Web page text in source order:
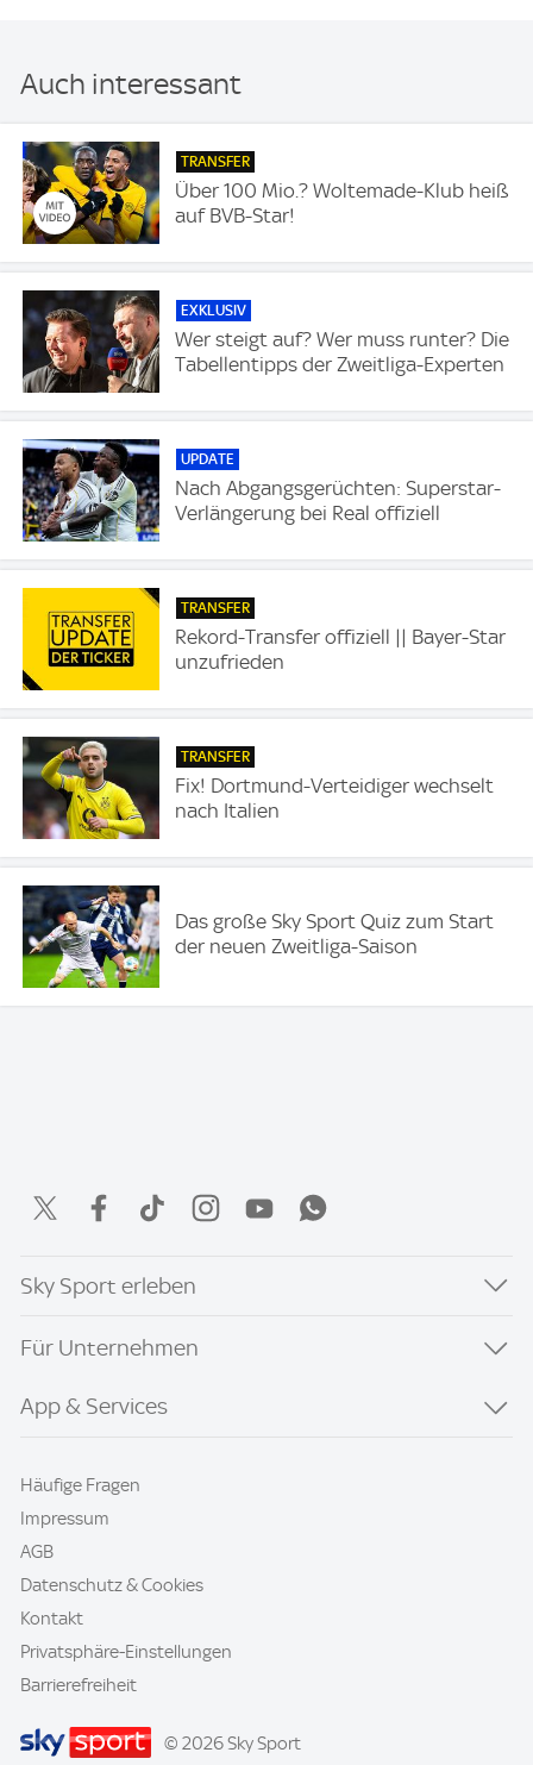
Auch interessant
TRANSFER
Über 100 Mio.? Woltemade-Klub heiß
auf BVB-Star!
EXKLUSIV
Wer steigt auf? Wer muss runter? Die
Tabellentipps der Zweitliga-Experten
UPDATE
Nach Abgangsgerüchten: Superstar-
Verlängerung bei Real offiziell
TRANSFER
Rekord-Transfer offiziell || Bayer-Star
unzufrieden
TRANSFER
Fix! Dortmund-Verteidiger wechselt
nach Italien
Das große Sky Sport Quiz zum Start
der neuen Zweitliga-Saison
Sky Sport erleben
Für Unternehmen
App & Services
Häufige Fragen
Impressum
AGB
Datenschutz & Cookies
Kontakt
Privatsphäre-Einstellungen
Barrierefreiheit
© 2026 Sky Sport